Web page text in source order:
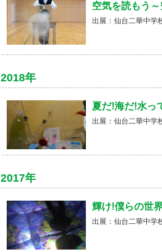
空気を読もう
出展：仙台二華中学
2018年
夏だ!海だ!水っ
出展：仙台二華中学
2017年
輝け!僕らの世
出展：仙台二華中学